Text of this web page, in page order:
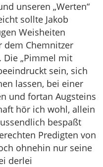
unseren „Werten“
sollte Jakob
Weisheiten
dem Chemnitzer
Die „Pimmel mit
sein, sich
lassen, bei einer
und fortan Augsteins
hör ich wohl, allein
bespaßt
Predigten von
ohnehin nur seine
derlei